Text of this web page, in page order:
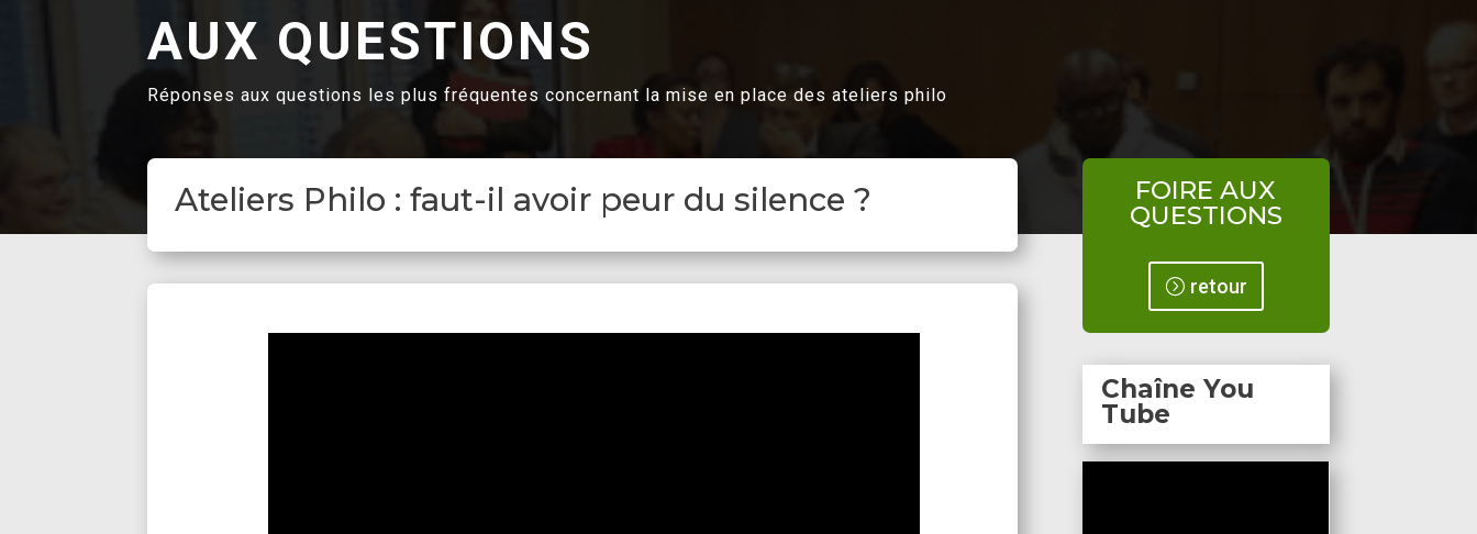
AUX QUESTIONS
Réponses aux questions les plus fréquentes concernant la mise en place des ateliers philo
Ateliers Philo : faut-il avoir peur du silence ?
FOIRE AUX
QUESTIONS
retour
Chaîne You
Tube